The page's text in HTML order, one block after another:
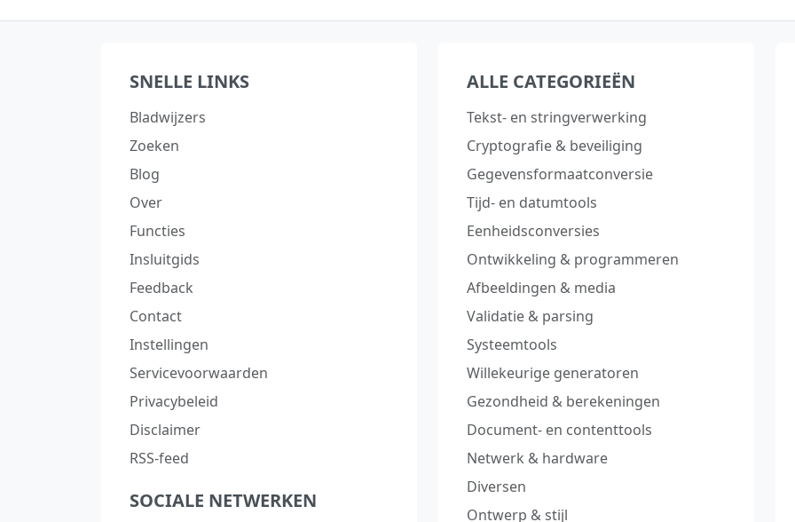
SNELLE LINKS
Bladwijzers
Zoeken
Blog
Over
Functies
Insluitgids
Feedback
Contact
Instellingen
Servicevoorwaarden
Privacybeleid
Disclaimer
RSS-feed
SOCIALE NETWERKEN
ALLE CATEGORIEËN
Tekst‑ en stringverwerking
Cryptografie & beveiliging
Gegevensformaatconversie
Tijd‑ en datumtools
Eenheidsconversies
Ontwikkeling & programmeren
Afbeeldingen & media
Validatie & parsing
Systeemtools
Willekeurige generatoren
Gezondheid & berekeningen
Document‑ en contenttools
Netwerk & hardware
Diversen
Ontwerp & stijl